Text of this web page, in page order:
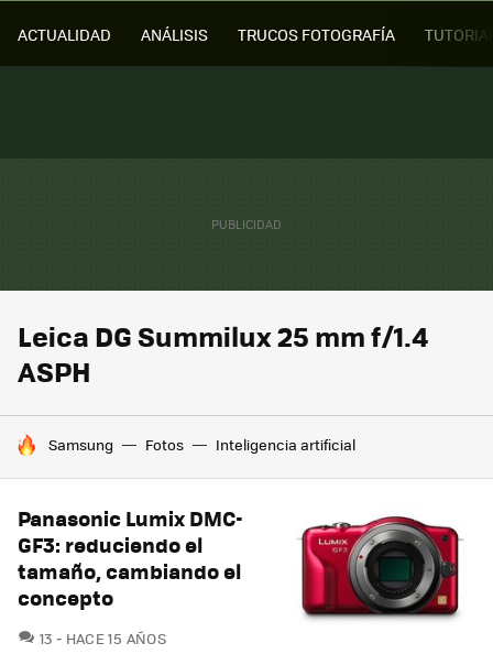
ACTUALIDAD ANÁLISIS TRUCOS FOTOGRAFÍA
Leica DG Summilux 25 mm f/1.4
ASPH
HOY SE HABLA DE
Samsung Fotos Inteligencia artificial
Panasonic Lumix DMC-
GF3: reduciendo el
tamaño, cambiando el
concepto
13 COMENTARIOS
HACE 15 AÑOS